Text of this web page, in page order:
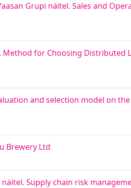
Grupi näitel. Sales and
for Choosing Distributed
and selection model on
Brewery Ltd
Supply chain risk